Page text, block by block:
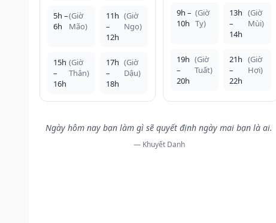
5h –
6h
(Giờ
Mão)
11h
–
12h
(Giờ
Ngọ)
15h
–
16h
(Giờ
Thân)
17h
–
18h
(Giờ
Dậu)
9h –
10h
(Giờ
Tỵ)
13h
–
14h
(Giờ
Mùi)
19h
–
20h
(Giờ
Tuất)
21h
–
22h
(Giờ
Hợi)
Ngày hôm nay bạn làm gì sẽ quyết định ngày mai bạn là ai.
— Khuyết Danh